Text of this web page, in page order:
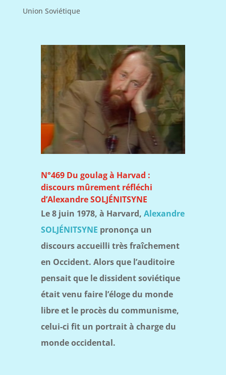
Union Soviétique
N°469 Du goulag à Harvad :
discours mûrement réfléchi
d’Alexandre SOLJÉNITSYNE
Le 8 juin 1978, à Harvard, Alexandre
SOLJÉNITSYNE prononça un
discours accueilli très fraîchement
en Occident. Alors que l’auditoire
pensait que le dissident soviétique
était venu faire l’éloge du monde
libre et le procès du communisme,
celui-ci fit un portrait à charge du
monde occidental.